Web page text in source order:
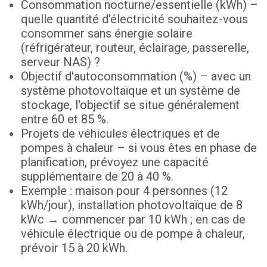
Consommation nocturne/essentielle (kWh) –
quelle quantité d'électricité souhaitez-vous
consommer sans énergie solaire
(réfrigérateur, routeur, éclairage, passerelle,
serveur NAS) ?
Objectif d'autoconsommation (%) – avec un
système photovoltaïque et un système de
stockage, l'objectif se situe généralement
entre 60 et 85 %.
Projets de véhicules électriques et de
pompes à chaleur – si vous êtes en phase de
planification, prévoyez une capacité
supplémentaire de 20 à 40 %.
Exemple : maison pour 4 personnes (12
kWh/jour), installation photovoltaïque de 8
kWc → commencer par 10 kWh ; en cas de
véhicule électrique ou de pompe à chaleur,
prévoir 15 à 20 kWh.